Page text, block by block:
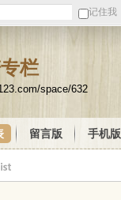
记住我
栏
space/632
留言版 手机版